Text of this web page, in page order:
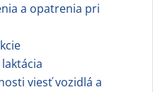
a opatrenia pri
viesť vozidlá a